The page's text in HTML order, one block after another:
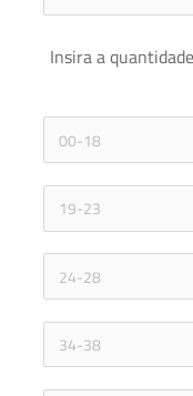
Insira a